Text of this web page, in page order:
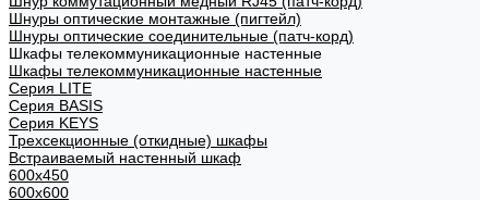
Шнуры оптические монтажные (пигтейл)
Шнуры оптические соединительные (патч-корд)
Шкафы телекоммуникационные настенные
Шкафы телекоммуникационные настенные
Cерия LITE
Cерия BASIS
Cерия KEYS
Трехсекционные (откидные) шкафы
Встраиваемый настенный шкаф
600x450
600x600